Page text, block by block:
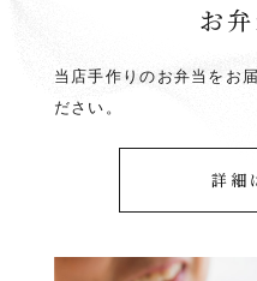
お
当店手作りのお弁当をお
ださい。
詳細